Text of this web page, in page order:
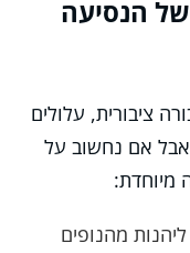
של הנסיעה
ציבורית, עלולים
אבל אם נחשוב על
מיוחדת:
מהנופים